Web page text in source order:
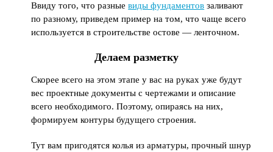
Ввиду того, что разныевиды фундаментов заливают
по разному, приведем пример на том, что чаще всего
используется в строительстве остове — ленточном.
Делаем разметку
Скорее всего на этом этапе у вас на руках уже будут
вес проектные документы с чертежами и описание
всего необходимого. Поэтому, опираясь на них,
формируем контуры будущего строения.
Тут вам пригодятся колья из арматуры, прочный шнур